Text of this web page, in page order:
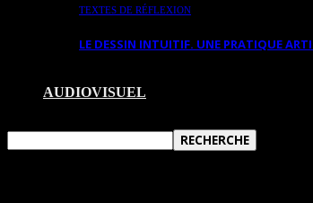
TEXTES DE RÉFLEXION
LE DESSIN INTUITIF. UNE PRATIQUE
AUDIOVISUEL